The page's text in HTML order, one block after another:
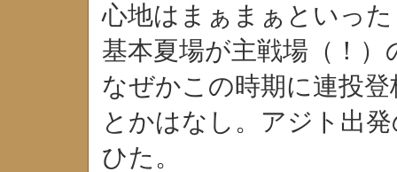
心地はまぁまぁといっ
基本夏場が主戦場（！
なぜかこの時期に連投
とかはなし。アジト出
ひた。